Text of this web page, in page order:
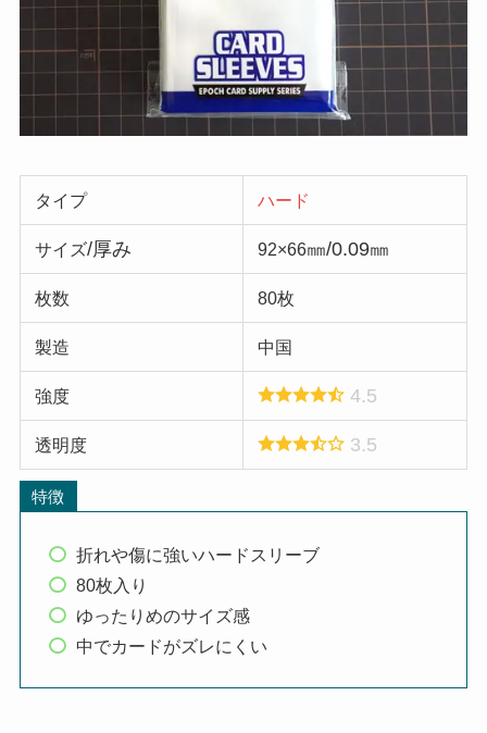
タイプ ハード
サイズ/厚み 92×66㎜/0.09㎜
枚数 80枚
製造 中国
強度 4.5
透明度 3.5
特徴
折れや傷に強いハードスリーブ
80枚入り
ゆったりめのサイズ感
中でカードがズレにくい